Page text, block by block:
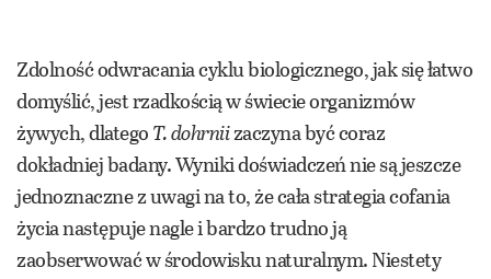
Zdolność odwracania cyklu biologicznego, jak się łatwo
domyślić, jest rzadkością w świecie organizmów
żywych, dlategoT. dohrniizaczyna być coraz
dokładniej badany. Wyniki doświadczeń nie są jeszcze
jednoznaczne z uwagi na to, że cała strategia cofania
życia następuje nagle i bardzo trudno ją
zaobserwować w środowisku naturalnym. Niestety